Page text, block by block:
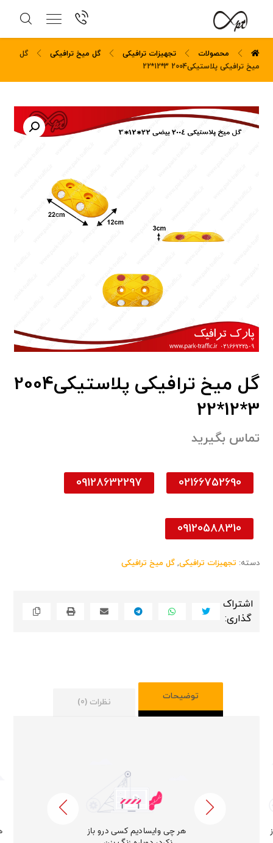
محصولات تجهیزات ترافیکی گل میخ ترافیکی
گل
میخ ترافیکی پلاستیکی2004 3*12*22
گل میخ ترافیکی پلاستیکی2004
3*12*22
تماس بگیرید
02166752690
09128632297
09120588310
دسته: تجهیزات ترافیکی,گل میخ ترافیکی
توضیحات
نظرات (0)